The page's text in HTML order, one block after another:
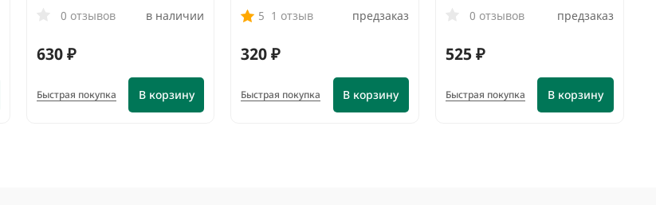
0 отзывов
в наличии
630 ₽
В корзину
Быстрая покупка
5 1 отзыв предзаказ
320 ₽
В корзину
Быстрая покупка
0 отзывов предзаказ
525 ₽
В корзину
Быстрая покупка